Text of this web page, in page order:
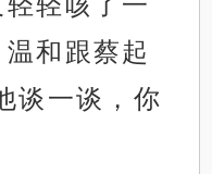
和跟蔡起
谈一谈，你